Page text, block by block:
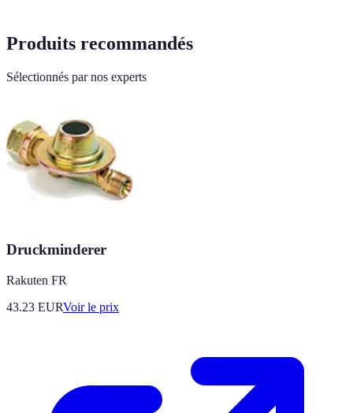
Produits recommandés
Sélectionnés par nos experts
Druckminderer
Rakuten FR
43.23 EURVoir le prix